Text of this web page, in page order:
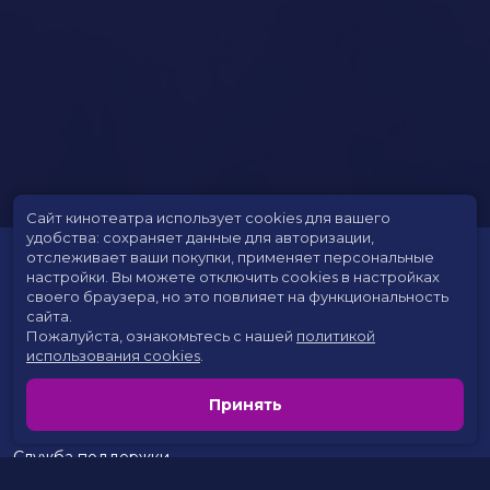
Расписание
Скоро в кино
Новости и акции
Служба поддержки
Сайт кинотеатра использует cookies для вашего
удобства: сохраняет данные для авторизации,
отслеживает ваши покупки, применяет персональные
настройки. Вы можете отключить cookies в настройках
своего браузера, но это повлияет на функциональность
сайта.
Пожалуйста, ознакомьтесь с нашей политикой
использования cookies
Принять